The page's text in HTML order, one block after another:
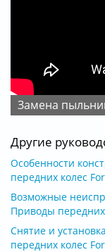
Замена
Другие
Особенности
передних колес
Возможные
Приводы
Снятие и
передних колес